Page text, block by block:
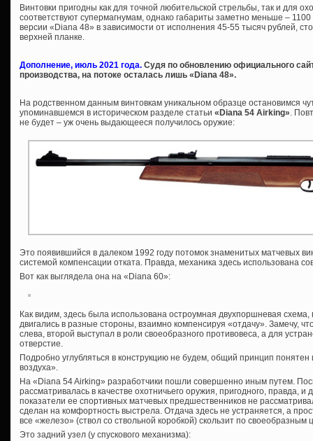
Винтовки пригодны как для точной любительской стрельбы, так и для
соответствуют супермагнумам, однако габариты заметно меньше –
версии «Diana 48» в зависимости от исполнения 45-55 тысяч рублей,
верхней планке.
Дополнение, июль 2021 года. Судя по обновлению официального
производства, на потоке осталась лишь «Diana 48».
На родственном данным винтовкам уникальном образце остановимся
упоминавшемся в историческом разделе статьи «Diana 54 Airking».
не будет – уж очень выдающееся получилось оружие:
Это появившийся в далеком 1992 году потомок знаменитых матчевых
системой компенсации отката. Правда, механика здесь использована
Вот как выглядела она на «Diana 60»:
Как видим, здесь была использована остроумная двухпоршневая
двигались в разные стороны, взаимно компенсируя «отдачу». Замечу,
слева, второй выступал в роли своеобразного противовеса, а для
отверстие.
Подробно углубляться в конструкцию не будем, общий принцип
воздуха».
На «Diana 54 Airking» разработчики пошли совершенно иным путем.
рассматривалась в качестве охотничьего оружия, пригодного, правда,
показатели ее спортивных матчевых предшественников не
сделан на комфортность выстрела. Отдача здесь не устраняется, а
все «железо» (ствол со ствольной коробкой) скользит по
Это задний узел (у спускового механизма):